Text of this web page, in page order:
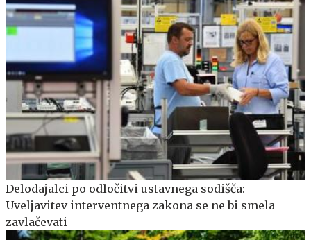
Delodajalci po odločitvi ustavnega sodišča:
Uveljavitev interventnega zakona se ne bi smela
zavlačevati